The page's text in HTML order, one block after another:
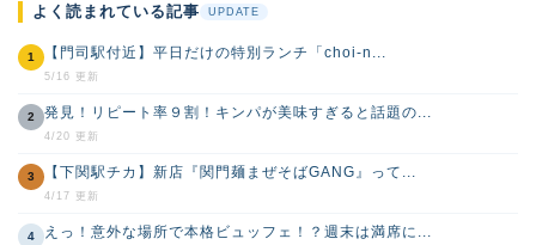
よく読まれている記事 UPDATE
1 【門司駅付近】平日だけの特別ランチ「choi-n...
5/16 更新
2 発見！リピート率９割！キンパが美味すぎると話題の...
4/20 更新
3 【下関駅チカ】新店『関門麺まぜそばGANG』って...
4/17 更新
4 えっ！意外な場所で本格ビュッフェ！？週末は満席に...